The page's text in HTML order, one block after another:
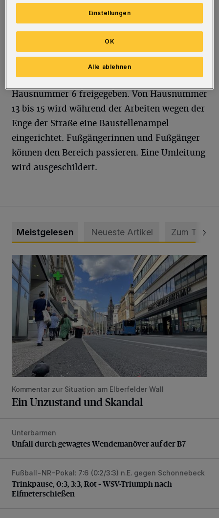
Während der dreiwöchigen Bauzeit ist sie von
der Solinger Straße aus weiterhin als
Einbahnstraße bis zur Baustelle befahrbar.
Von der Herichhauser Straße aus wird die
Borner Straße als Einbahnstraße aufgehoben
und ist in beiden Richtungen bis zu
Hausnummer 6 freigegeben. Von Hausnummer
13 bis 15 wird während der Arbeiten wegen der
Enge der Straße eine Baustellenampel
eingerichtet. Fußgängerinnen und Fußgänger
können den Bereich passieren. Eine Umleitung
wird ausgeschildert.
Meistgelesen Neueste Artikel Zum Thema
Ein Unzustand und Skandal
Kommentar zur Situation am Elberfelder Wall
Ein Unzustand und Skandal
Unfall durch gewagtes Wendemanöver auf der B7
Unterbarmen
Unfall durch gewagtes Wendemanöver auf der B7
Trinkpause, 0:3, 3:3, Rot – WSV-Triumph nach
Fußball-NR-Pokal: 7:6 (0:2/3:3) n.E. gegen Schonnebeck
Trinkpause, 0:3, 3:3, Rot – WSV-Triumph nach
Elfmeterschießen
Einstellungen
Alle ablehnen
OK